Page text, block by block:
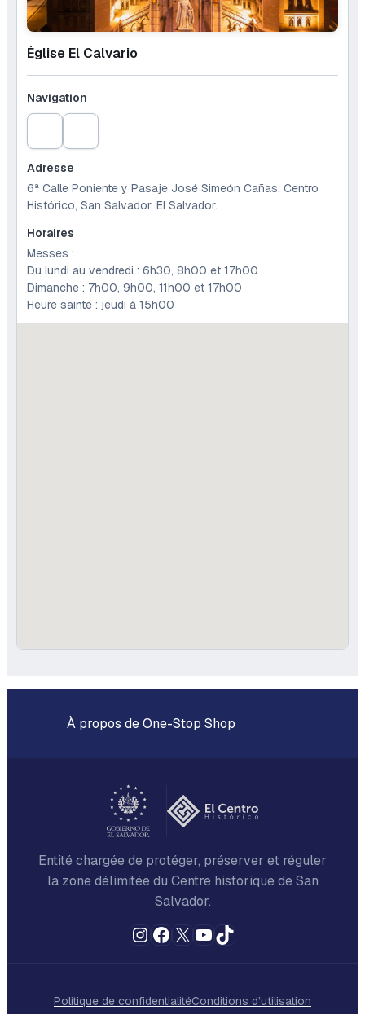
Église El Calvario
Navigation
Adresse
6ª Calle Poniente y Pasaje José Simeón Cañas, Centro
Histórico, San Salvador, El Salvador.
Horaires
Messes :
Du lundi au vendredi : 6h30, 8h00 et 17h00
Dimanche : 7h00, 9h00, 11h00 et 17h00
Heure sainte : jeudi à 15h00
À propos de One-Stop Shop
Entité chargée de protéger, préserver et réguler
la zone délimitée du Centre historique de San
Salvador.
Instagram
Facebook
X YouTube
TikTok
Politique de confidentialitéConditions d’utilisation